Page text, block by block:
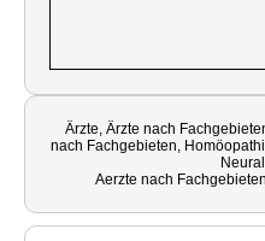
Ärzte, Ärzte nach
nach Fachgebieten,
Aerzte nach